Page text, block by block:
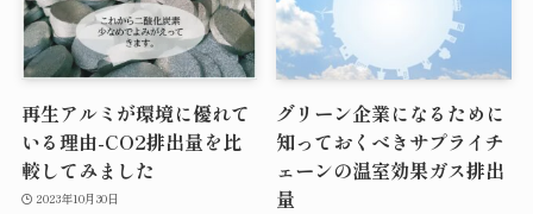
再生アルミが環境に優れて
いる理由-CO2排出量を比
較してみました
2023年10月30日
グリーン企業になるために
知っておくべきサプライチ
ェーンの温室効果ガス排出
量